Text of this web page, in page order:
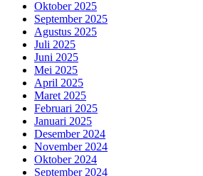
Oktober 2025
September 2025
Agustus 2025
Juli 2025
Juni 2025
Mei 2025
April 2025
Maret 2025
Februari 2025
Januari 2025
Desember 2024
November 2024
Oktober 2024
September 2024